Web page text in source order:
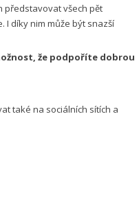
představovat všech pět
I díky nim může být snazší
že podpoříte dobrou
také na sociálních sítích a